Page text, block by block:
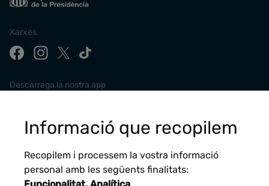
Xarxes
Descarrega la nostra app
Informació que recopilem
Recopilem i processem la vostra informació
personal amb les següents finalitats: